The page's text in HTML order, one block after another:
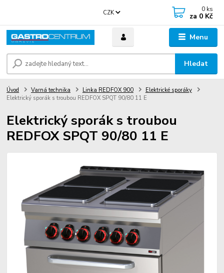
Menu
CZK
Hledat
0 ks
za 0 Kč
Úvod Varná technika Linka REDFOX 900
Elektrické sporáky
Elektrický sporák s troubou REDFOX SPQT 90/80 11 E
Elektrický sporák s troubou
REDFOX SPQT 90/80 11 E